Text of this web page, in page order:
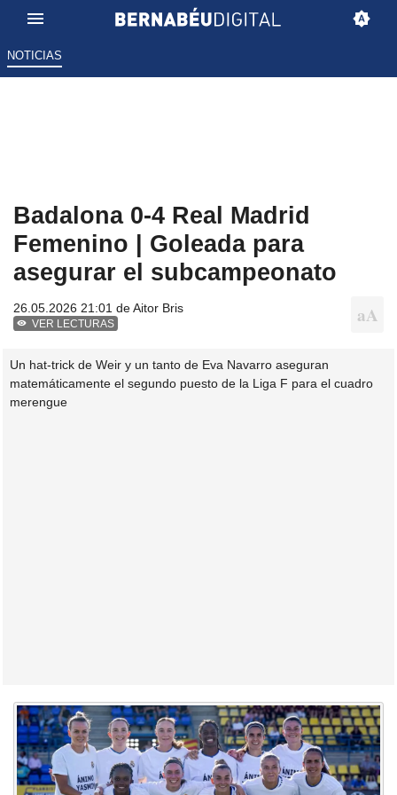
NOTICIAS
Badalona 0-4 Real Madrid
Femenino | Goleada para
asegurar el subcampeonato
26.05.2026 21:01 deAitor Bris
VER LECTURAS
Un hat-trick de Weir y un tanto de Eva Navarro aseguran
matemáticamente el segundo puesto de la Liga F para el cuadro
merengue